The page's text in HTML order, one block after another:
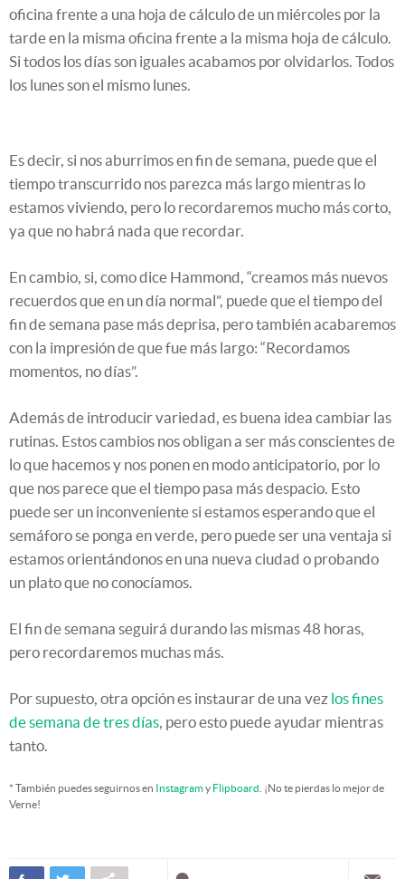
oficina frente a una hoja de cálculo de un miércoles por la
tarde en la misma oficina frente a la misma hoja de cálculo.
Si todos los días son iguales acabamos por olvidarlos. Todos
los lunes son el mismo lunes.
Es decir, si nos aburrimos en fin de semana, puede que el
tiempo transcurrido nos parezca más largo mientras lo
estamos viviendo, pero lo recordaremos mucho más corto,
ya que no habrá nada que recordar.
En cambio, si, como dice Hammond, “creamos más nuevos
recuerdos que en un día normal”, puede que el tiempo del
fin de semana pase más deprisa, pero también acabaremos
con la impresión de que fue más largo: “Recordamos
momentos, no días”.
Además de introducir variedad, es buena idea cambiar las
rutinas. Estos cambios nos obligan a ser más conscientes de
lo que hacemos y nos ponen en modo anticipatorio, por lo
que nos parece que el tiempo pasa más despacio. Esto
puede ser un inconveniente si estamos esperando que el
semáforo se ponga en verde, pero puede ser una ventaja si
estamos orientándonos en una nueva ciudad o probando
un plato que no conocíamos.
El fin de semana seguirá durando las mismas 48 horas,
pero recordaremos muchas más.
Por supuesto, otra opción es instaurar de una vez los fines
de semana de tres días, pero esto puede ayudar mientras
tanto.
* También puedes seguirnos en Instagramy Flipboard . ¡No te pierdas lo mejor de
Verne!